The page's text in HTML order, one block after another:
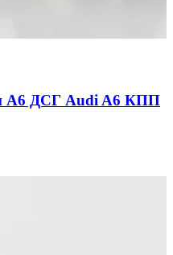
А6 ДСГ Audi A6 КПП